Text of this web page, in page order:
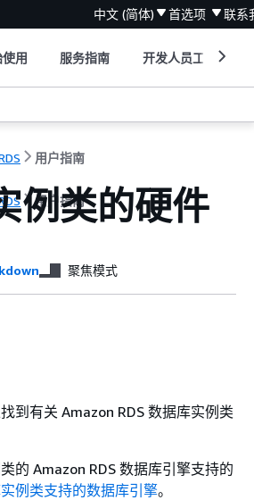
中文 (简体) 首选项 联系
用 服务指南 开发人员工具
用户指南
用户指南
例类的硬件
聚焦模式
到有关 Amazon RDS 数据库实例类
的 Amazon RDS 数据库引擎支持的
例类支持的数据库引擎。